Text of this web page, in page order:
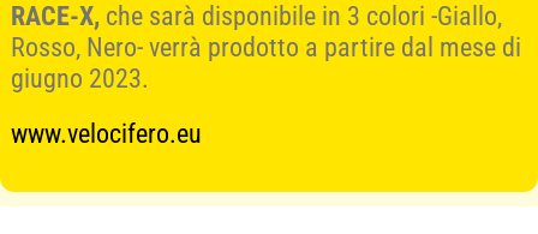
RACE-X, che sarà disponibile in 3 colori -Giallo,
Rosso, Nero- verrà prodotto a partire dal mese di
giugno 2023.
www.velocifero.eu